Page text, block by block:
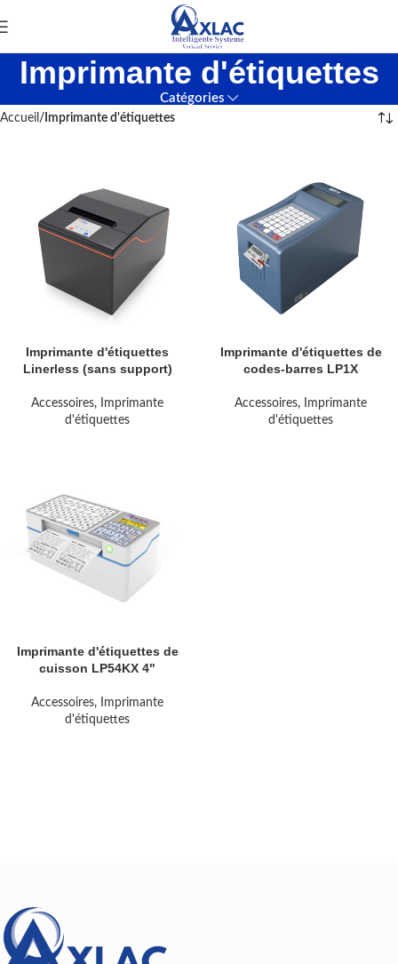
Imprimante d'étiquettes
Catégories
Accueil Imprimante d'étiquettes
Imprimante d'étiquettes
Linerless (sans support)
Accessoires,
Imprimante
d'étiquettes
Imprimante d'étiquettes de
codes-barres LP1X
Accessoires,
Imprimante
d'étiquettes
Imprimante d'étiquettes de
cuisson LP54KX 4"
Accessoires,
Imprimante
d'étiquettes